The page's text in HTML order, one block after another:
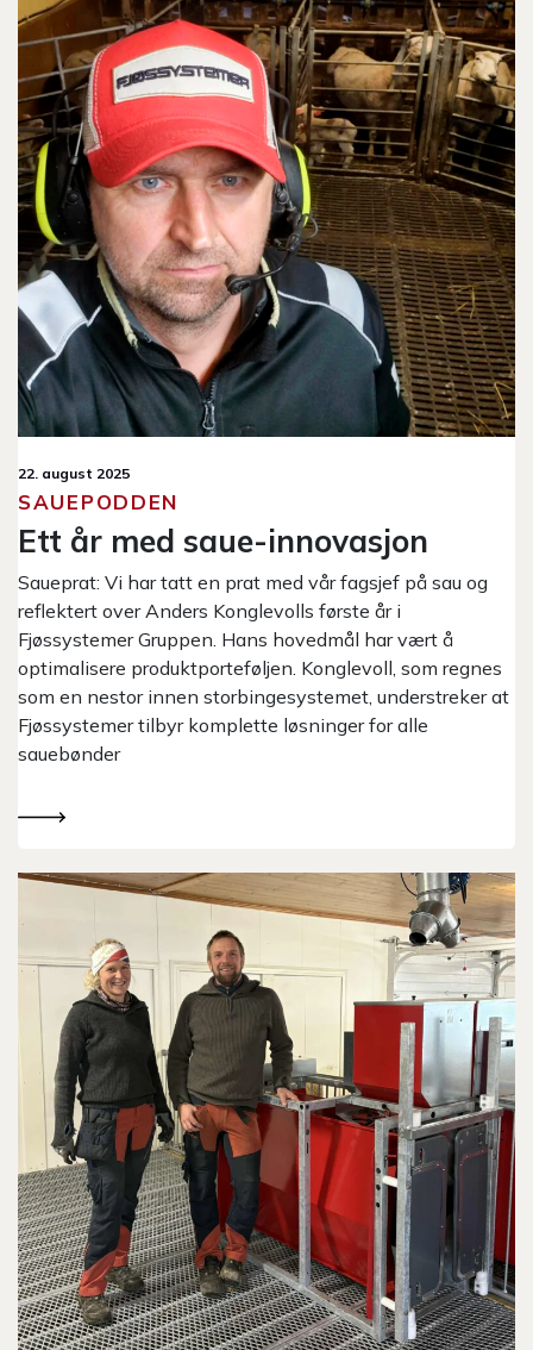
22. august 2025
SAUEPODDEN
Ett år med saue-innovasjon
Saueprat: Vi har tatt en prat med vår fagsjef på sau og
reflektert over Anders Konglevolls første år i
Fjøssystemer Gruppen. Hans hovedmål har vært å
optimalisere produktporteføljen. Konglevoll, som regnes
som en nestor innen storbingesystemet, understreker at
Fjøssystemer tilbyr komplette løsninger for alle
sauebønder